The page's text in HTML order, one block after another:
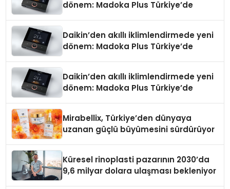
dönem: Madoka Plus Türkiye’de
Daikin’den akıllı iklimlendirmede yeni
dönem: Madoka Plus Türkiye’de
Daikin’den akıllı iklimlendirmede yeni
dönem: Madoka Plus Türkiye’de
Mirabellix, Türkiye’den dünyaya
uzanan güçlü büyümesini sürdürüyor
Küresel rinoplasti pazarının 2030’da
9,6 milyar dolara ulaşması bekleniyor